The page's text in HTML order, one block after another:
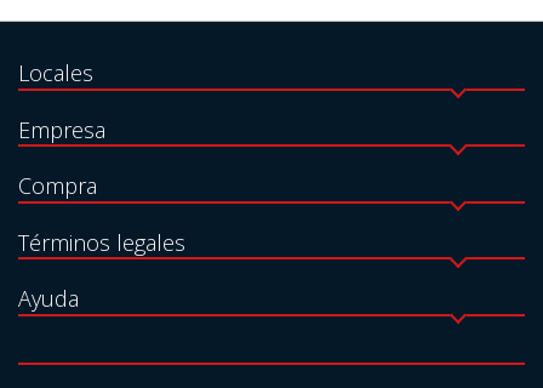
Locales
Empresa
Compra
Términos legales
Ayuda